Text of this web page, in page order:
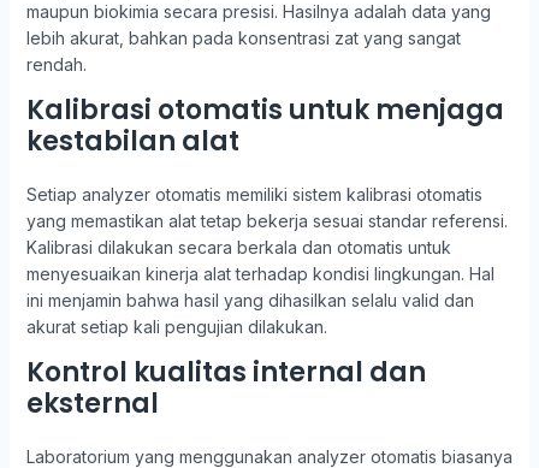
maupun biokimia secara presisi. Hasilnya adalah data yang
lebih akurat, bahkan pada konsentrasi zat yang sangat
rendah.
Kalibrasi otomatis untuk menjaga
kestabilan alat
Setiap analyzer otomatis memiliki sistem kalibrasi otomatis
yang memastikan alat tetap bekerja sesuai standar referensi.
Kalibrasi dilakukan secara berkala dan otomatis untuk
menyesuaikan kinerja alat terhadap kondisi lingkungan. Hal
ini menjamin bahwa hasil yang dihasilkan selalu valid dan
akurat setiap kali pengujian dilakukan.
Kontrol kualitas internal dan
eksternal
Laboratorium yang menggunakan analyzer otomatis biasanya